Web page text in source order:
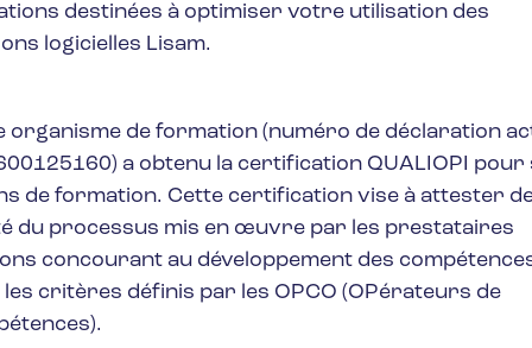
destinées à optimiser votre utilisation des
logicielles Lisam.
organisme de formation (numéro de déclaration
a obtenu la certification QUALIOPI pour
de formation. Cette certification vise à attester
du processus mis en œuvre par les prestataires
concourant au développement des
les critères définis par les OPCO (OPérateurs de